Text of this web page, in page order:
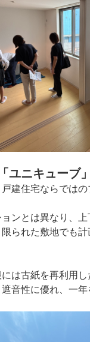
ユニキューブ
建住宅ならでは
ンとは異なり、
られた敷地でも
は古紙を再利用
音性に優れ、一